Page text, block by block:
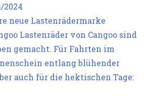
2024
neue Lastenrädermarke
Lastenräder von Cangoo sind
gemacht. Für Fahrten im
entlang blühender
auch für die hektischen Tage: